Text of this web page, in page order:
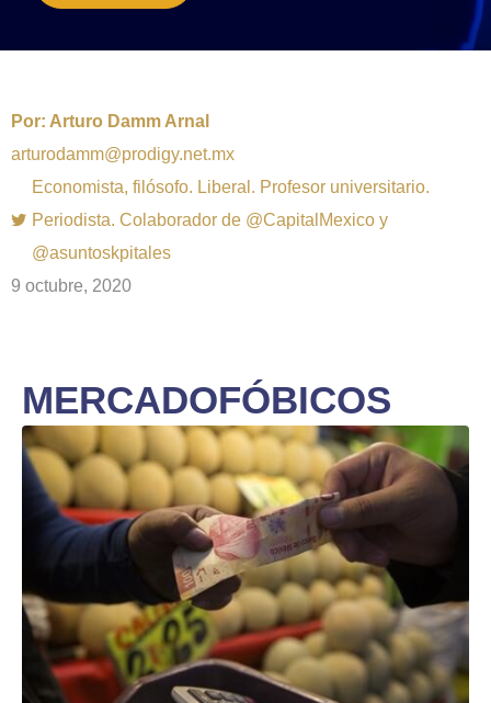
Por: Arturo Damm Arnal
arturodamm@prodigy.net.mx
Economista, filósofo. Liberal. Profesor universitario.
Periodista. Colaborador de @CapitalMexico y
@asuntoskpitales
9 octubre, 2020
MERCADOFÓBICOS